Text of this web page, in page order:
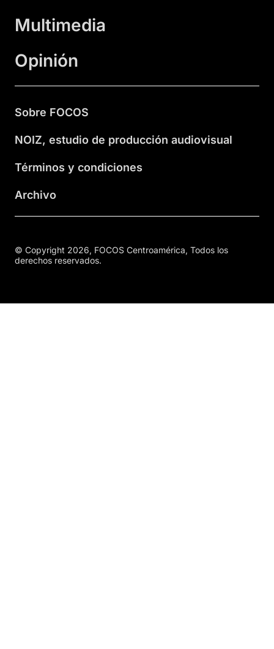
Multimedia
Opinión
Sobre FOCOS
NOIZ, estudio de producción audiovisual
Términos y condiciones
Archivo
© Copyright 2026, FOCOS Centroamérica, Todos los
derechos reservados.